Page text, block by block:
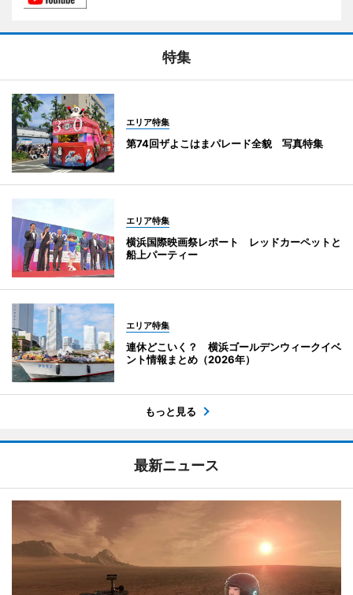
特集
エリア特集
第74回ザよこはまパレード全貌 写真特集
エリア特集
横浜国際映画祭レポート レッドカーペットと
船上パーティー
エリア特集
連休どこいく？ 横浜ゴールデンウィークイベ
ント情報まとめ（2026年）
もっと見る
最新ニュース